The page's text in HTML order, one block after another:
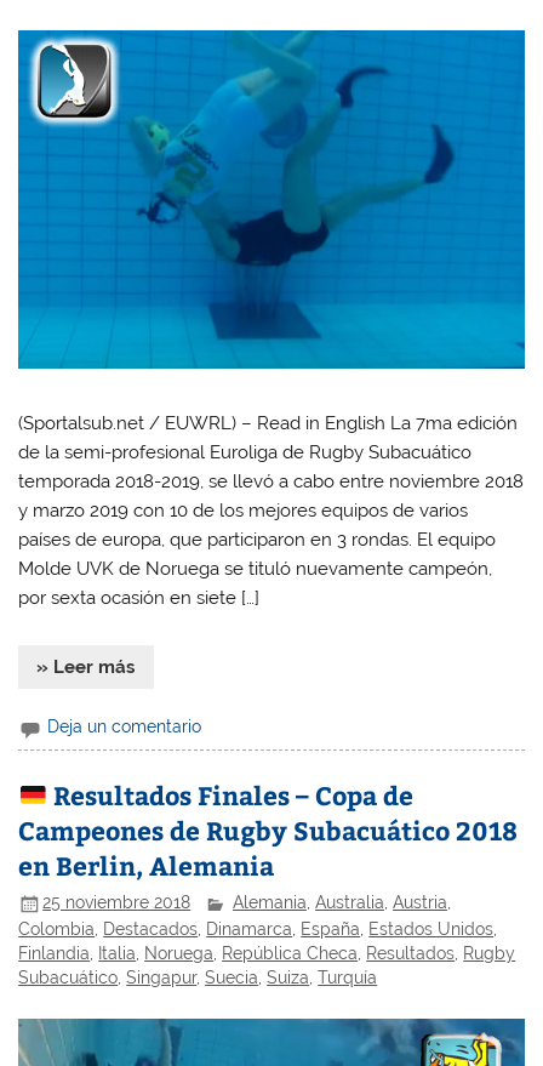
(Sportalsub.net / EUWRL) – Read in English La 7ma edición
de la semi-profesional Euroliga de Rugby Subacuático
temporada 2018-2019, se llevó a cabo entre noviembre 2018
y marzo 2019 con 10 de los mejores equipos de varios
países de europa, que participaron en 3 rondas. El equipo
Molde UVK de Noruega se tituló nuevamente campeón,
por sexta ocasión en siete […]
» Leer más
Deja un comentario
Resultados Finales – Copa de
Campeones de Rugby Subacuático 2018
en Berlin, Alemania
25 noviembre 2018 Alemania,Australia,Austria,
Colombia
Destacados Dinamarca España Estados Unidos
Finlandia
Italia Noruega República Checa Resultados Rugby
Subacuático ,Singapur,Suecia ,Suiza ,Turquía